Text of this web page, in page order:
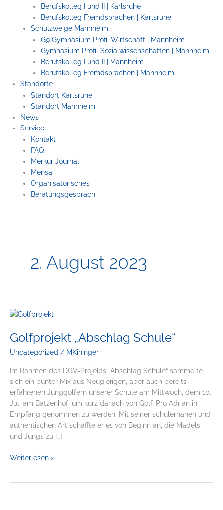
Berufskolleg I und II | Karlsruhe
Berufskolleg Fremdsprachen | Karlsruhe
Schulzweige Mannheim
G9 Gymnasium Profil Wirtschaft | Mannheim
Gymnasium Profil Sozialwissenschaften | Mannheim
Berufskolleg I und II | Mannheim
Berufskolleg Fremdsprachen | Mannheim
Standorte
Standort Karlsruhe
Standort Mannheim
News
Service
Kontakt
FAQ
Merkur Journal
Mensa
Organisatorisches
Beratungsgespräch
2. August 2023
Golfprojekt „Abschlag Schule“
Uncategorized / MKininger
Im Rahmen des DGV-Projekts „Abschlag Schule“ sammelte
sich ein bunter Mix aus Neugierigen, aber auch bereits
erfahrenen Junggolfern unserer Schule am Mittwoch, dem 10.
Juli am Batzenhof, um kurz danach von Golf-Pro Adrian in
Empfang genommen zu werden. Mit seiner schülernahen und
authentischen Art schaffte er es von Beginn an, die Mädels
und Jungs zu […]
Golfprojekt
Schule“
Weiterlesen »